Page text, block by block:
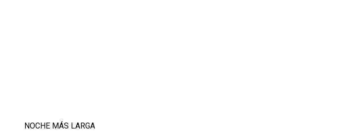
NOCHE MÁS LARGA